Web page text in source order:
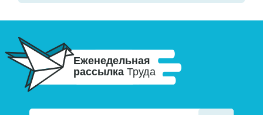
Еженедельная
рассылка Труда